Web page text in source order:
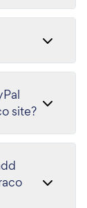
site?